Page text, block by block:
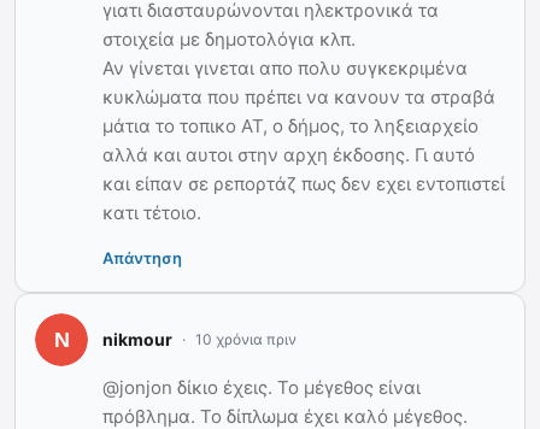
γιατι διασταυρώνονται ηλεκτρονικά τα
στοιχεία με δημοτολόγια κλπ.
Αν γίνεται γινεται απο πολυ συγκεκριμένα
κυκλώματα που πρέπει να κανουν τα στραβά
μάτια το τοπικο ΑΤ, ο δήμος, το ληξειαρχείο
αλλά και αυτοι στην αρχη έκδοσης. Γι αυτό
και είπαν σε ρεπορτάζ πως δεν εχει εντοπιστεί
κατι τέτοιο.
Απάντηση
nikmour 10 χρόνια πριν
@jonjon δίκιο έχεις. Το μέγεθος είναι
πρόβλημα. Το δίπλωμα έχει καλό μέγεθος.